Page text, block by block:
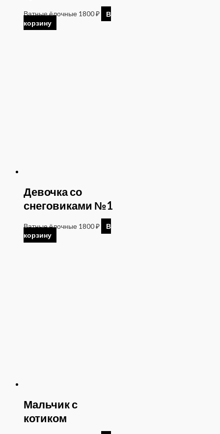
Ватные ёлочные 1800₽
В
корзину
Девочка со
снеговиками №1
Ватные ёлочные 1800₽
В
корзину
Мальчик с
котиком